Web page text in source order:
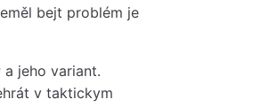
bejt problém je
a jeho variant.
v taktickym